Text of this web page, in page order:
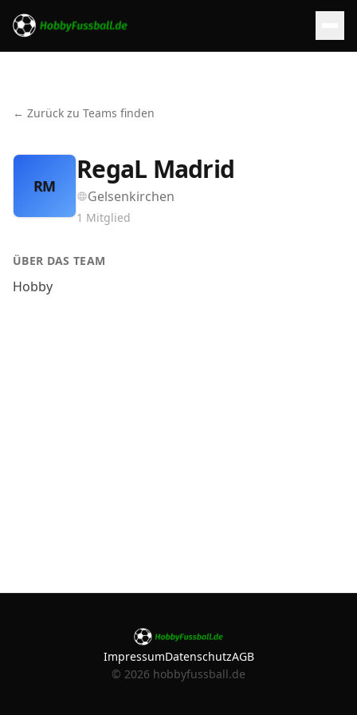
← Zurück zu Teams finden
RM
RegaL Madrid
Gelsenkirchen
1 Mitglied
ÜBER DAS TEAM
Hobby
ImpressumDatenschutzAGB
© 2026 hobbyfussball.de